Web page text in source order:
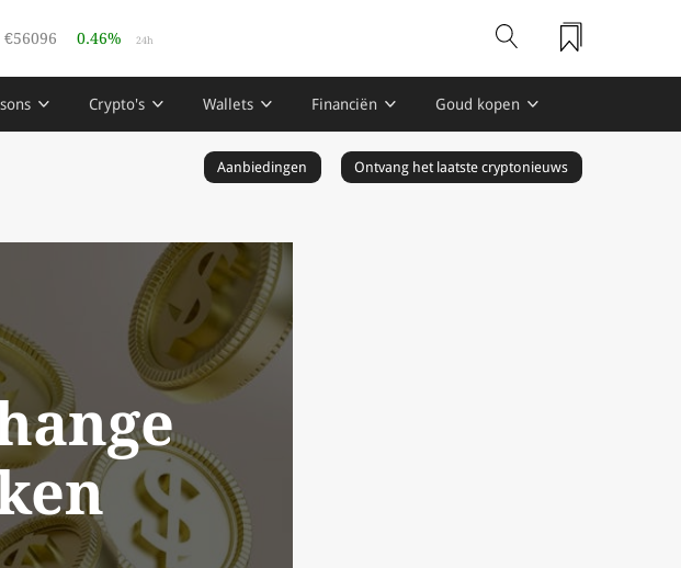
€56096 0.46% 24h
Crypto's Wallets Financiën Goud kopen
Aanbiedingen Ontvang het laatste cryptonieuws